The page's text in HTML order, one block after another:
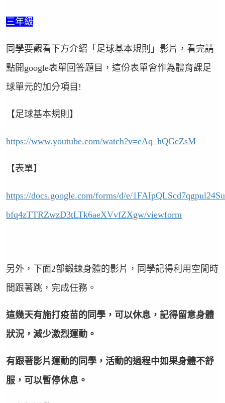
三年級
同學要觀看下方介紹「足球基本規則」影片，看完請
點開google表單回答題目，這份表單會作為體育課足
球單元的加分項目 !
【足球基本規則】
https://www.youtube.com/watch?v=eAq_hQGcZsM
【表單】
https://docs.google.com/forms/d/e/
bfq4zTTRZwzD3tLTk6aeXVvfZXgw/viewform
另外，下面2部鍛鍊身體的影片，同學記得利用空閒時
間跟著跳，完成任務。
這幾天有施打疫苗的同學，可以休息，記得留意身體
狀況，減少激烈運動。
有跟著影片運動的同學，活動的過程中如果身體不舒
服，可以暫停休息。